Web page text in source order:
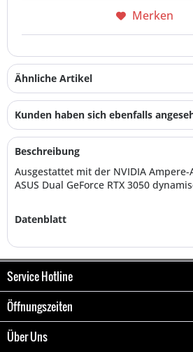
Merken
Ähnliche Artikel
Kunden haben sich ebenfalls
Beschreibung
Ausgestattet mit der NVIDIA
ASUS Dual GeForce RTX 3050
Datenblatt
Service Hotline
Öffnungszeiten
Über Uns